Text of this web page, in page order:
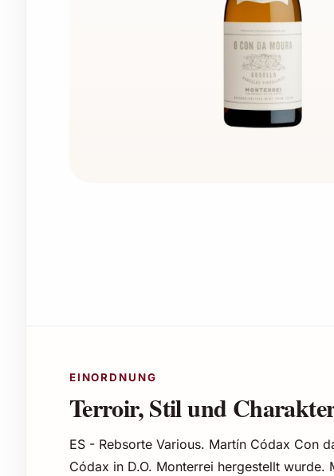
EINORDNUNG
Terroir, Stil und
ES - Rebsorte Various. Martín Códax Con
Códax in D.O. Monterrei hergestellt wurde.